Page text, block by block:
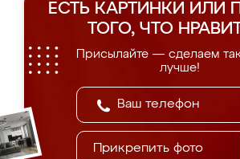
ЕСТЬ КАРТИНКИ ИЛИ
ТОГО, ЧТО
Присылайте — сделаем
лучше!
Прикрепить фото